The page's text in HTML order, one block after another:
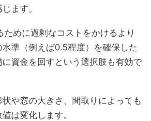
ます。
ために過剰なコストをかけるより
水準（例えば0.5程度）を確保した
資金を回すという選択肢も有効で
や窓の大きさ、間取りによっても
は変化します。